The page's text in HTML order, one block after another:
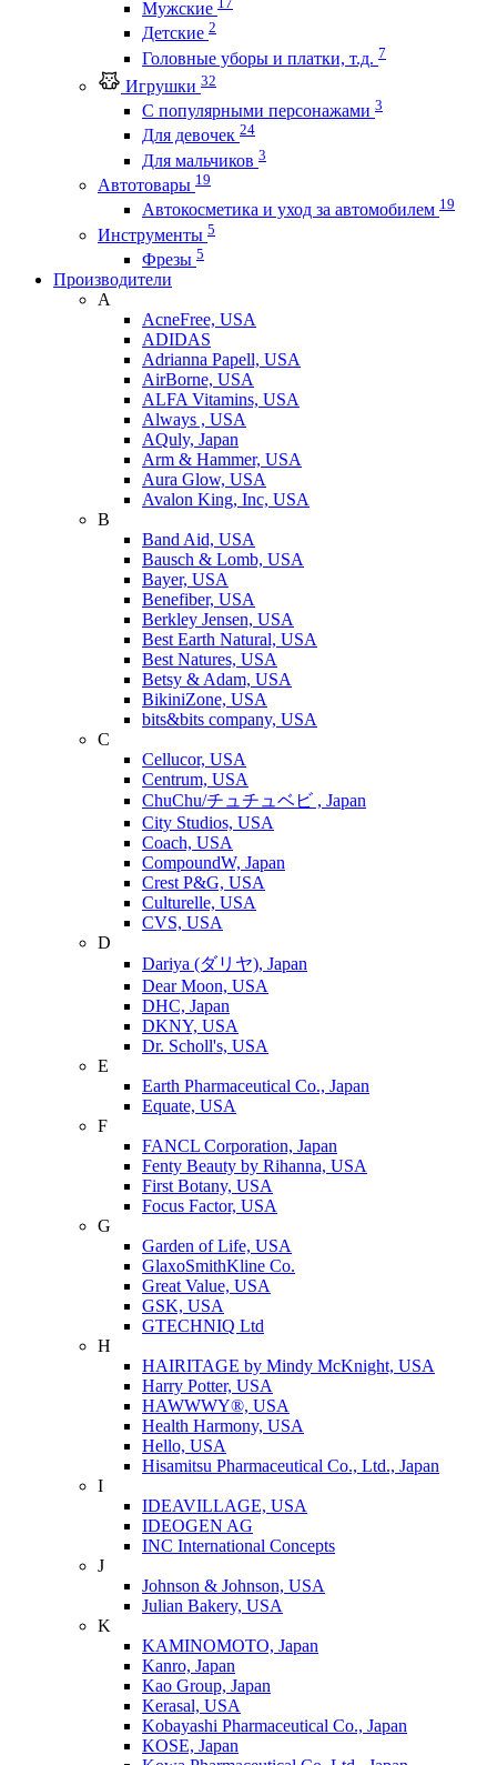
Мужские
Детские 2
Головные уборы и платки, т.д. 7
Игрушки 32
С популярными персонажами 3
Для девочек 24
Для мальчиков 3
Автотовары 19
Автокосметика и уход за автомобилем 19
Инструменты 5
Фрезы 5
Производители
A
AcneFree, USA
ADIDAS
Adrianna Papell, USA
AirBorne, USA
ALFA Vitamins, USA
Always , USA
AQuly, Japan
Arm & Hammer, USA
Aura Glow, USA
Avalon King, Inc, USA
B
Band Aid, USA
Bausch & Lomb, USA
Bayer, USA
Benefiber, USA
Berkley Jensen, USA
Best Earth Natural, USA
Best Natures, USA
Betsy & Adam, USA
BikiniZone, USA
bits&bits company, USA
C
Cellucor, USA
Centrum, USA
ChuChu/チュチュベビ , Japan
City Studios, USA
Coach, USA
CompoundW, Japan
Crest P&G, USA
Culturelle, USA
CVS, USA
D
Dariya (ダリヤ), Japan
Dear Moon, USA
DHC, Japan
DKNY, USA
Dr. Scholl's, USA
E
Earth Pharmaceutical Co., Japan
Equate, USA
F
FANCL Corporation, Japan
Fenty Beauty by Rihanna, USA
First Botany, USA
Focus Factor, USA
G
Garden of Life, USA
GlaxoSmithKline Co.
Great Value, USA
GSK, USA
GTECHNIQ Ltd
H
HAIRITAGE by Mindy McKnight, USA
Harry Potter, USA
HAWWWY®, USA
Health Harmony, USA
Hello, USA
Hisamitsu Pharmaceutical Co., Ltd., Japan
I
IDEAVILLAGE, USA
IDEOGEN AG
INC International Concepts
J
Johnson & Johnson, USA
Julian Bakery, USA
K
KAMINOMOTO, Japan
Kanro, Japan
Kao Group, Japan
Kerasal, USA
Kobayashi Pharmaceutical Co., Japan
KOSE, Japan